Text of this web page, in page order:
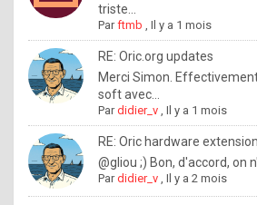
n
o
w
h
o
w
o
triste...
Parftmb ,Il y a 1 mois
RE: Oric.org updates
Merci Simon.
soft avec...
Pardidier_v ,Il y a 1 mois
RE: Oric hardware
@gliou ;) Bon, d'accord, on
Pardidier_v ,Il y a 2 mois